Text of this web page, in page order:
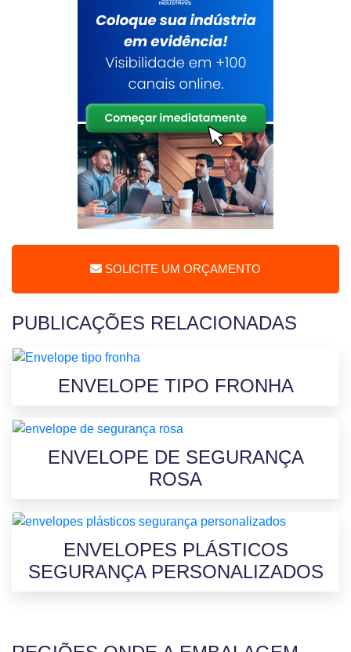
SOLICITE UM ORÇAMENTO
PUBLICAÇÕES RELACIONADAS
ENVELOPE TIPO FRONHA
ENVELOPE DE SEGURANÇA
ROSA
ENVELOPES PLÁSTICOS
SEGURANÇA PERSONALIZADOS